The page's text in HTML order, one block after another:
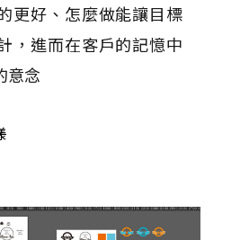
更好、怎麼做能讓目標
，進而在客戶的記憶中
意念